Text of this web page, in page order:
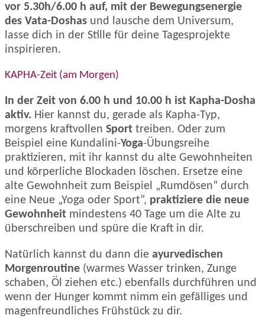
vor 5.30h/6.00 h auf, mit der Bewegungsenergie
des Vata-Doshas und lausche dem Universum,
lasse dich in der Stille für deine Tagesprojekte
inspirieren.
KAPHA-Zeit (am Morgen)
In der Zeit von 6.00 h und 10.00 h ist Kapha-Dosha
aktiv. Hier kannst du, gerade als Kapha-Typ,
morgens kraftvollen Sport treiben. Oder zum
Beispiel eine Kundalini-Yoga-Übungsreihe
praktizieren, mit ihr kannst du alte Gewohnheiten
und körperliche Blockaden löschen. Ersetze eine
alte Gewohnheit zum Beispiel „Rumdösen“ durch
eine Neue „Yoga oder Sport“, praktiziere die neue
Gewohnheit mindestens 40 Tage um die Alte zu
überschreiben und spüre die Kraft in dir.
Natürlich kannst du dann die ayurvedischen
Morgenroutine (warmes Wasser trinken, Zunge
schaben, Öl ziehen etc.) ebenfalls durchführen und
wenn der Hunger kommt nimm ein gefälliges und
magenfreundliches Frühstück zu dir.